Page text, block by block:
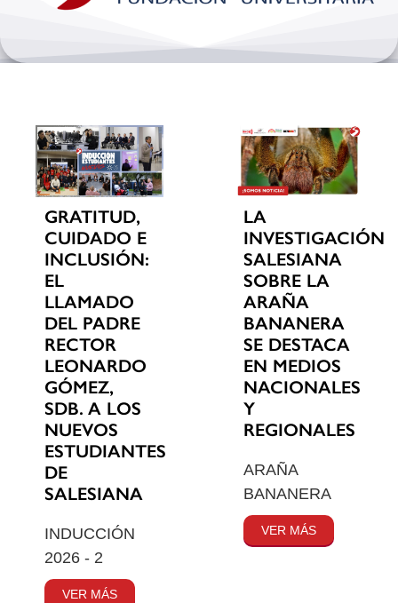
Investigación
Extension y desarrollo
GRATITUD,
CUIDADO E
INCLUSIÓN:
EL
LLAMADO
DEL PADRE
RECTOR
LEONARDO
GÓMEZ,
SDB. A LOS
NUEVOS
ESTUDIANTES
DE
SALESIANA
INDUCCIÓN
2026 - 2
VER MÁS
LA
INVESTIGACIÓN
SALESIANA
SOBRE LA
ARAÑA
BANANERA
SE DESTACA
EN MEDIOS
NACIONALES
Y
REGIONALES
ARAÑA
BANANERA
VER MÁS